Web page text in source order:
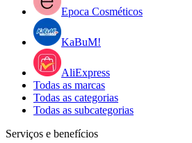
Epoca Cosméticos
KaBuM!
AliExpress
Todas as marcas
Todas as categorias
Todas as subcategorias
Serviços e benefícios